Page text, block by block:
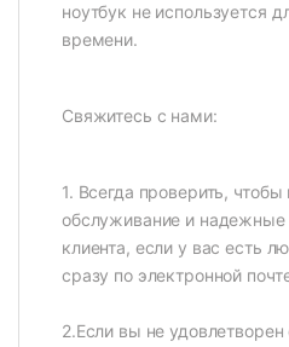
ноутбук не используется
времени.
Свяжитесь с нами:
1. Всегда проверить,
обслуживание и
клиента, если у вас есть
сразу по электронной
2.Если вы не